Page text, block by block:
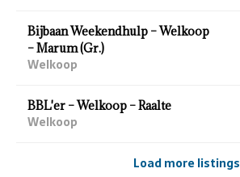
Bijbaan Weekendhulp – Welkoop
– Marum (Gr.)
Welkoop
BBL'er – Welkoop – Raalte
Welkoop
Load more listings